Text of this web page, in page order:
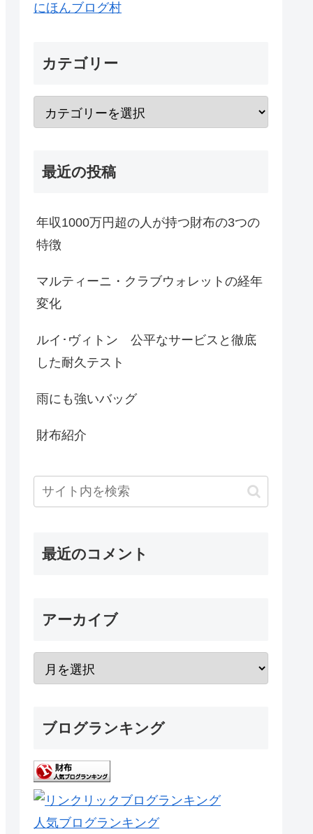
にほんブログ村
カテゴリー
最近の投稿
年収1000万円超の人が持つ財布の3つの
特徴
マルティーニ・クラブウォレットの経年
変化
ルイ･ヴィトン 公平なサービスと徹底
した耐久テスト
雨にも強いバッグ
財布紹介
最近のコメント
アーカイブ
ブログランキング
人気ブログランキング